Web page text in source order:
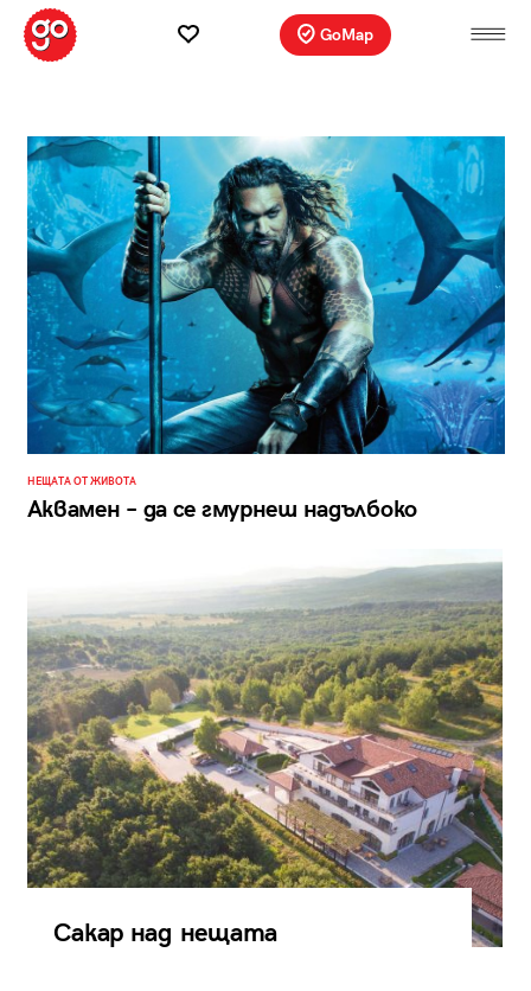
GoMap
НЕЩАТА ОТ ЖИВОТА
Аквамен – да се гмурнеш надълбоко
Сакар над нещата